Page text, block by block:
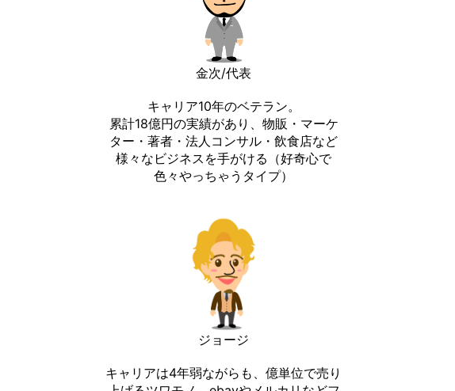
金次/代表
キャリア10年のベテラン。
累計18億円の実績があり、物販・マーケ
ター・著者・法人コンサル・飲食店など
様々なビジネスを手がける（好奇心で
色々やっちゃうタイプ）
ジョージ
キャリアは4年弱ながらも、億単位で売り